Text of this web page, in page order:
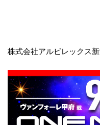
株式会社アルビレックス